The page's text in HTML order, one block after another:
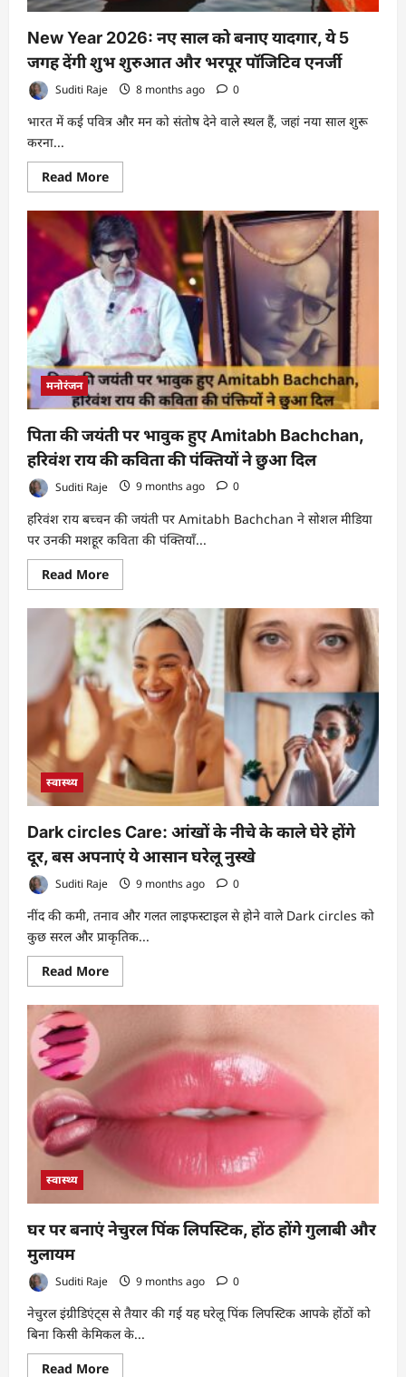
New Year 2026: नए साल को बनाए यादगार, ये 5
जगह देंगी शुभ शुरुआत और भरपूर पॉजिटिव एनर्जी
Suditi Raje 8 months ago 0
भारत में कई पवित्र और मन को संतोष देने वाले स्थल हैं, जहां नया साल शुरू
करना...
Read MoreRead
more
New
Year
2026:
नए
साल
को
बनाए
यादगार,
ये
5
जगह
देंगी
शुभ
शुरुआत
और
भरपूर
एनर्जी
मनोरंजन
पिता की जयंती पर भावुक हुए Amitabh Bachchan,
हरिवंश राय की कविता की पंक्तियों ने छुआ दिल
Suditi Raje 9 months ago 0
हरिवंश राय बच्चन की जयंती पर Amitabh Bachchan ने सोशल मीडिया
पर उनकी मशहूर कविता की पंक्तियाँ...
Read MoreRead
more
पिता
की
जयंती
पर
भावुक
Amitabh
Bachchan,
हरिवंश
राय
कविता
की
पंक्तियों
ने
स्वास्थ्य
Dark circles Care: आंखों के नीचे के काले घेरे होंगे
दूर, बस अपनाएं ये आसान घरेलू नुस्खे
Suditi Raje 9 months ago 0
नींद की कमी, तनाव और गलत लाइफस्टाइल से होने वाले Dark circles को
कुछ सरल और प्राकृतिक...
Read MoreRead
more
Dark
नीचे
के
घेरे
होंगे
अपनाएं
आसान
स्वास्थ्य
घर पर बनाएं नेचुरल पिंक लिपस्टिक, होंठ होंगे गुलाबी और
मुलायम
Suditi Raje 9 months ago 0
नेचुरल इंग्रीडिएंट्स से तैयार की गई यह घरेलू पिंक लिपस्टिक आपके होंठों को
बिना किसी केमिकल के...
Read MoreRead